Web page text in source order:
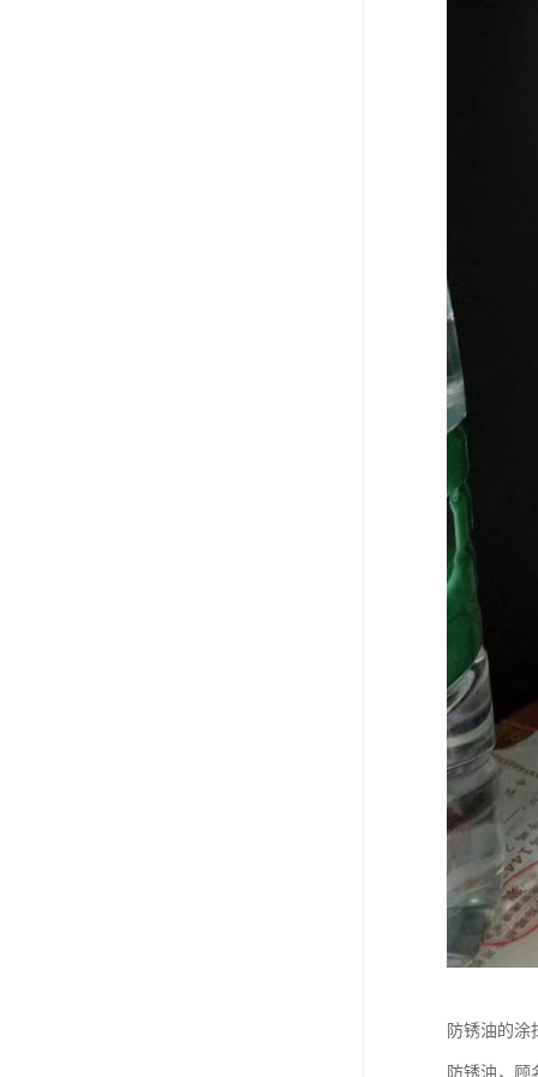
防锈油的涂
防锈油，顾